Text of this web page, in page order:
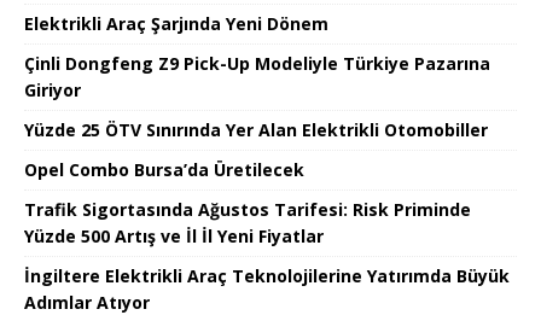
Elektrikli Araç Şarjında Yeni Dönem
Çinli Dongfeng Z9 Pick-Up Modeliyle Türkiye Pazarına
Giriyor
Yüzde 25 ÖTV Sınırında Yer Alan Elektrikli Otomobiller
Opel Combo Bursa’da Üretilecek
Trafik Sigortasında Ağustos Tarifesi: Risk Priminde
Yüzde 500 Artış ve İl İl Yeni Fiyatlar
İngiltere Elektrikli Araç Teknolojilerine Yatırımda Büyük
Adımlar Atıyor